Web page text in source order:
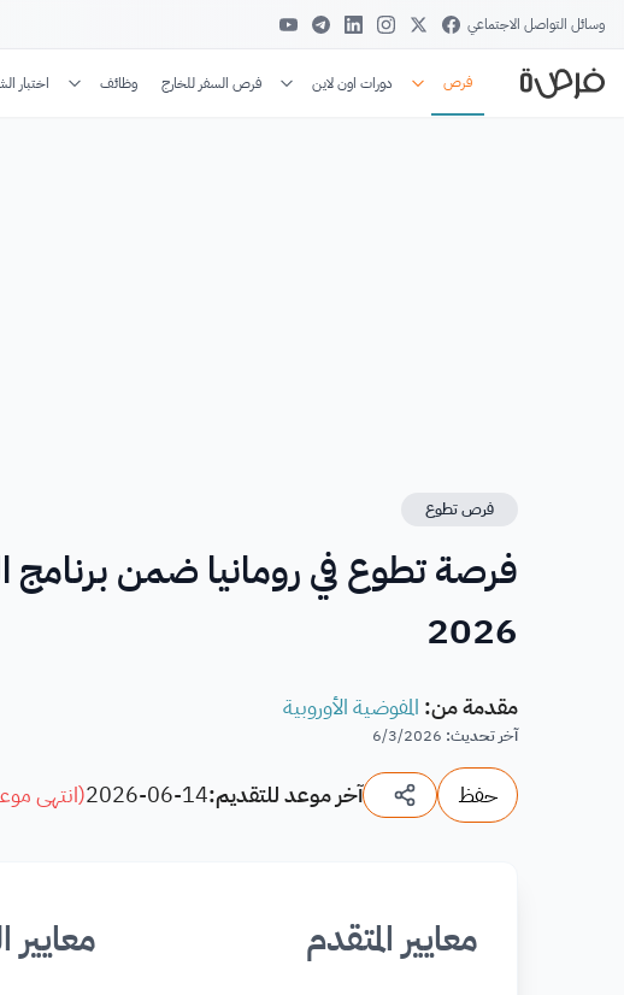
وسائل التواصل الاجتماعي
فرص دورات اون لاين فرص السفر للخارج وظائف اختبار
فرص تطوع
فرصة تطوع في رومانيا ضمن برنامج
2026
مقدمة من: المفوضية الأوروبية
آخر تحديث:
6/3/2026
حفظ آخر موعد للتقديم:2026-06-14
(انتهى
معايير المتقدم